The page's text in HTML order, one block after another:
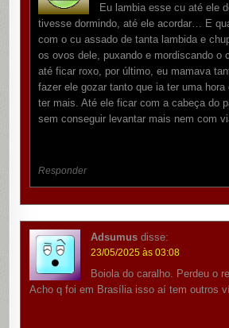
Eu lambia esse cu até ele
tivesse dormindo, até ele acordar… E
com o cu assado de tanta lambida e
os ovos dele, puxando e mordiscando o
até ficar roxo, por último, eu mamava
fazer ele gozar tanto que ia ter uma hora
ter mais. Até ele ficar com a cabeça do
sem conseguir levantar mais nem com
Responder
Adsumus disse:
23/05/2025 às 03:08
Boiola do caralho. Perdeu o
Acho q foi em Brasília isso aí tem outros